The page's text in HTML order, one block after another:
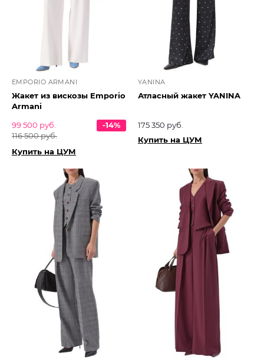
EMPORIO ARMANI
Жакет из вискозы Emporio
Armani
99 500 руб.
116 500 руб.
-14%
Купить на ЦУМ
YANINA
Атласный жакет YANINA
175 350 руб.
Купить на ЦУМ